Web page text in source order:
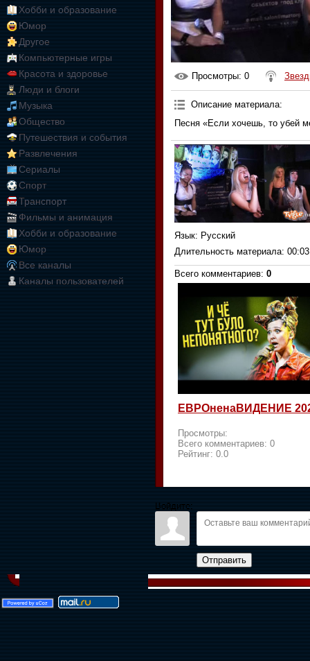
Хобби и образование
Юмор
Другое
Компьютерные игры
Красота и здоровье
Люди и блоги
Музыка
Общество
Путешествия и события
Развлечения
Сериалы
Спорт
Транспорт
Фильмы и анимация
Хобби и образование
Юмор
Все каналы
Каналы пользователей
Просмотры: 0
Описание материала:
Песня «Если хочешь, то убей
Язык: Русский
Длительность материала:
Всего комментариев: 0
ЕВРОненаВИДЕНИЕ
Просмотры:
Всего комментариев: 0
Рейтинг: 0.0
Войдите:
Отправить